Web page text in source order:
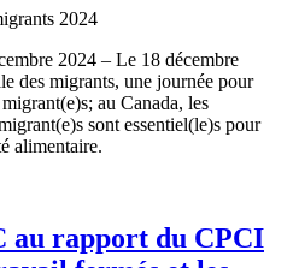
2024 – Le 18 décembre
des migrants, une journée pour
au Canada, les
sont essentiel(le)s pour
alimentaire.
au rapport du CPCI